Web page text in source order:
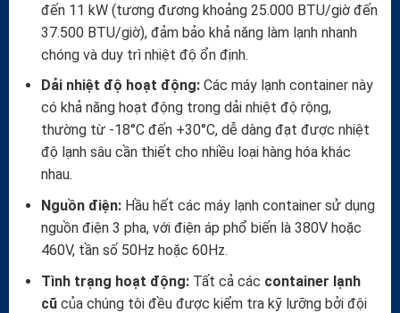
đến 11 kW (tương đương khoảng 25.000 BTU/giờ đến
37.500 BTU/giờ), đảm bảo khả năng làm lạnh nhanh
chóng và duy trì nhiệt độ ổn định.
Dải nhiệt độ hoạt động:Các máy lạnh container này
có khả năng hoạt động trong dải nhiệt độ rộng,
thường từ -18°C đến +30°C, dễ dàng đạt được nhiệt
độ lạnh sâu cần thiết cho nhiều loại hàng hóa khác
nhau.
Nguồn điện:Hầu hết các máy lạnh container sử dụng
nguồn điện 3 pha, với điện áp phổ biến là 380V hoặc
460V, tần số 50Hz hoặc 60Hz.
Tình trạng hoạt động:Tất cả các container lạnh
cũcủa chúng tôi đều được kiểm tra kỹ lưỡng bởi đội